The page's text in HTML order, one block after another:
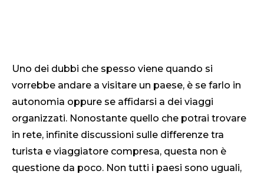
Uno dei dubbi che spesso viene quando si
vorrebbe andare a visitare un paese, è se farlo in
autonomia oppure se affidarsi a dei viaggi
organizzati. Nonostante quello che potrai trovare
in rete, infinite discussioni sulle differenze tra
turista e viaggiatore compresa, questa non è
questione da poco. Non tutti i paesi sono uguali,